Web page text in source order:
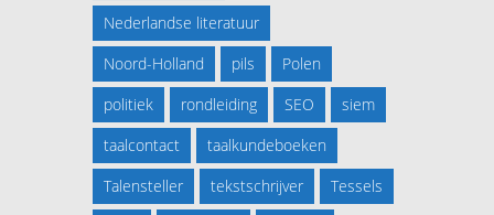
Nederlandse literatuur
Noord-Holland
pils
Polen
politiek
rondleiding SEO
siem
taalcontact
taalkundeboeken
Talensteller
tekstschrijver
Tessels